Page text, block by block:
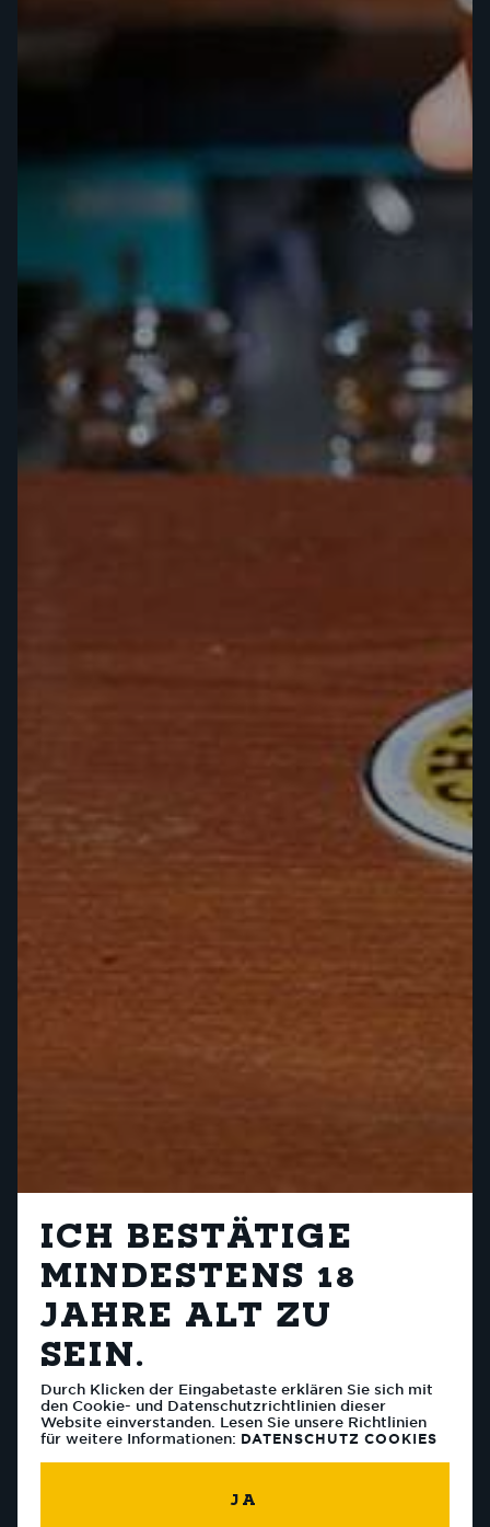
ICH BESTÄTIGE
MINDESTENS 18
JAHRE ALT ZU
SEIN.
Durch Klicken der Eingabetaste erklären Sie sich mit
den Cookie- und Datenschutzrichtlinien dieser
Website einverstanden. Lesen Sie unsere Richtlinien
für weitere Informationen: DATENSCHUTZ COOKIES
JA